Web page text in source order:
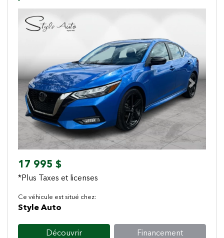
Previous Next
17 995 $
*Plus Taxes et licenses
Ce véhicule est situé chez:
Style Auto
Découvrir Financement